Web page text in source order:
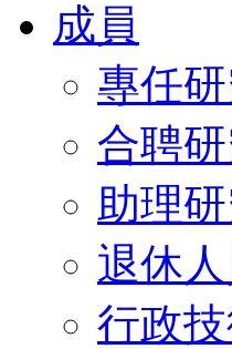
成員
專任
合聘
助理
退休
行政